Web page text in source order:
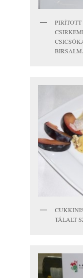
TÁLALT